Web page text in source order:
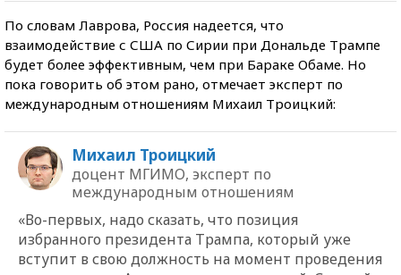
По словам Лаврова, Россия надеется, что
взаимодействие с США по Сирии при Дональде Трампе
будет более эффективным, чем при Бараке Обаме. Но
пока говорить об этом рано, отмечает эксперт по
международным отношениям Михаил Троицкий:
Михаил Троицкий
доцент МГИМО, эксперт по
международным отношениям
«Во-первых, надо сказать, что позиция
избранного президента Трампа, который уже
вступит в свою должность на момент проведения